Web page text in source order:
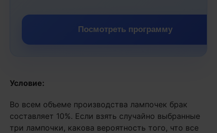
Посмотреть программу
Условие:
Во всем объеме производства лампочек брак
составляет 10%. Если взять случайно выбранные
три лампочки, какова вероятность того, что все